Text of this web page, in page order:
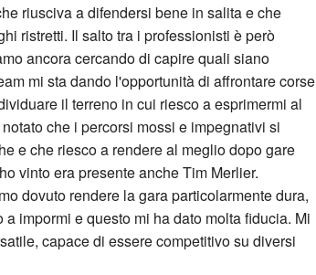
riusciva a difendersi bene in salita e che
ristretti. Il salto tra i professionisti è però
ancora cercando di capire quali siano
mi sta dando l'opportunità di affrontare corse
il terreno in cui riesco a esprimermi al
che i percorsi mossi e impegnativi si
e che riesco a rendere al meglio dopo gare
vinto era presente anche Tim Merlier.
dovuto rendere la gara particolarmente dura,
impormi e questo mi ha dato molta fiducia. Mi
capace di essere competitivo su diversi